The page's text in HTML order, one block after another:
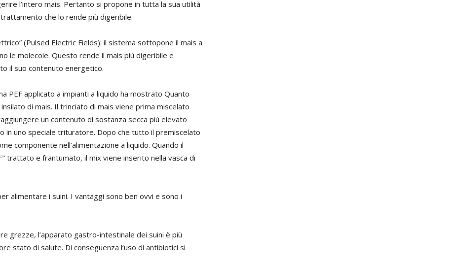
l’intero mais. Pertanto si propone in tutta la sua utilità
che lo rende più digeribile.
(Pulsed Electric Fields): il sistema sottopone il mais a
le molecole. Questo rende il mais più digeribile e
il suo contenuto energetico.
PEF applicato a impianti a liquido ha mostrato Quanto
di mais. Il trinciato di mais viene prima miscelato
un contenuto di sostanza secca più elevato
in uno speciale trituratore. Dopo che tutto il premiscelato
componente nell’alimentazione a liquido. Quando il
trattato e frantumato, il mix viene inserito nella vasca di
alimentare i suini. I vantaggi sono ben ovvi e sono i
grezze, l’apparato gastro-intestinale dei suini è più
stato di salute. Di conseguenza l’uso di antibiotici si